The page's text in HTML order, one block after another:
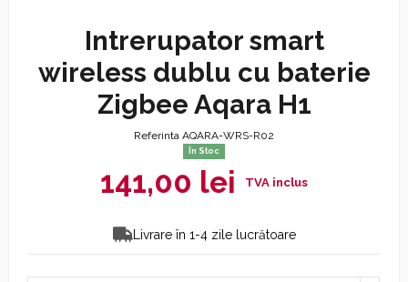
Intrerupator smart
wireless dublu cu baterie
Zigbee Aqara H1
Referinta AQARA-WRS-R02
În Stoc
141,00 lei
Livrare în 1-4 zile lucrătoare